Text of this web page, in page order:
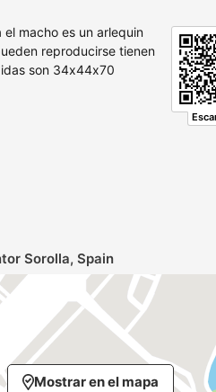
macho es un arlequin
reproducirse tienen
son 34x44x70
Sorolla, Spain
Mostrar en el mapa